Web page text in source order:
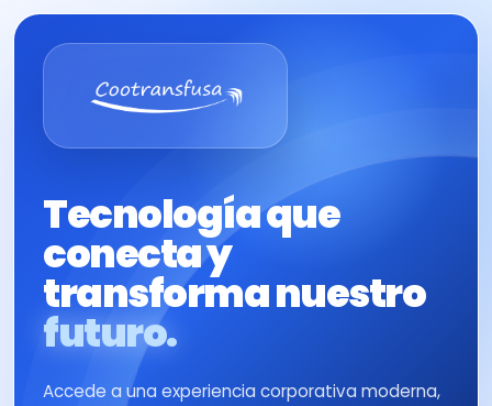
Tecnología que
conecta y
transforma nuestro
futuro.
Accede a una experiencia corporativa moderna,